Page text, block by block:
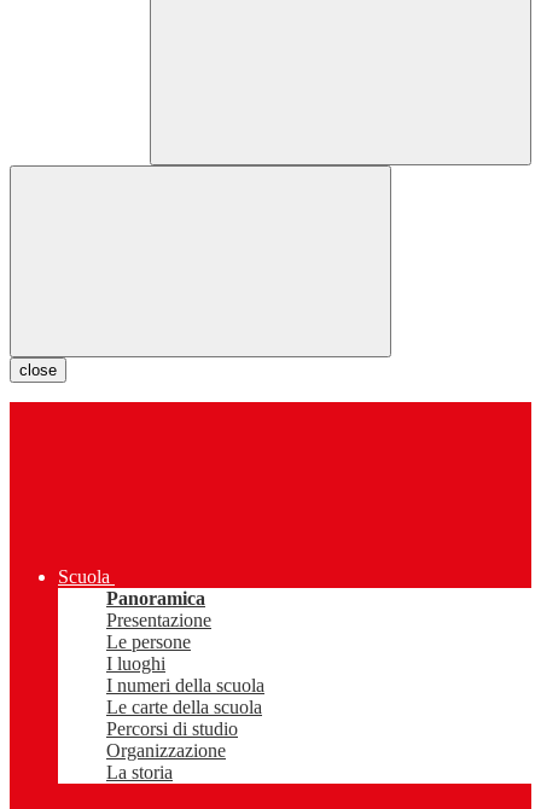
close
Scuola
Panoramica
Presentazione
Le persone
I luoghi
I numeri della scuola
Le carte della scuola
Percorsi di studio
Organizzazione
La storia